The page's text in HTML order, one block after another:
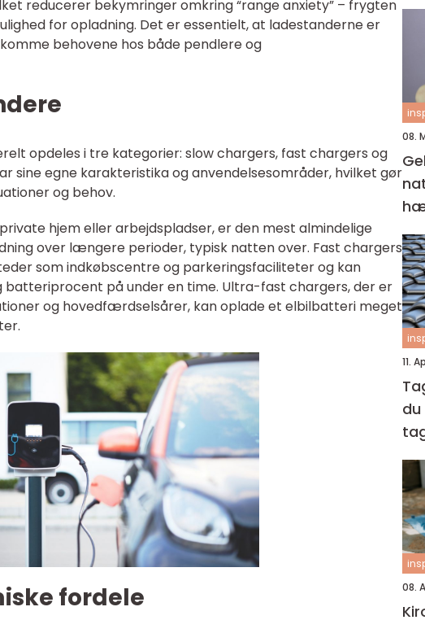
reducerer bekymringer omkring “range anxiety” – frygten
for opladning. Det er essentielt, at ladestanderne er
behovene hos både pendlere og
opdeles i tre kategorier: slow chargers, fast chargers og
sine egne karakteristika og anvendelsesområder, hvilket gør
og behov.
hjem eller arbejdspladser, er den mest almindelige
over længere perioder, typisk natten over. Fast chargers
som indkøbscentre og parkeringsfaciliteter og kan
på under en time. Ultra-fast chargers, der er
og hovedfærdselsårer, kan oplade et elbilbatteri meget
fordele
08.
11.
08.